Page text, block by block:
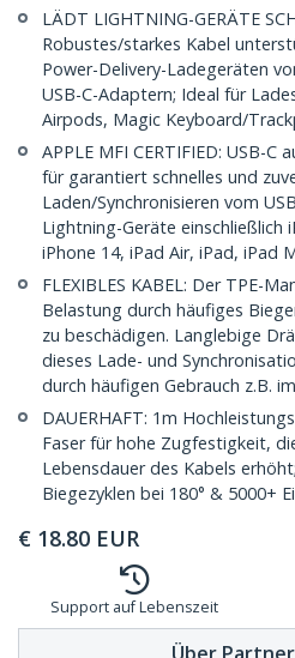
LÄDT LIGHTNING-GERÄTE
Robustes/starkes Kabel
Power-Delivery-Ladegeräten
USB-C-Adaptern; Ideal für
Airpods, Magic Keyboard/
APPLE MFI CERTIFIED: USB-
für garantiert schnelles und
Laden/Synchronisieren vom
Lightning-Geräte einschließlich
iPhone 14, iPad Air, iPad, iPad
FLEXIBLES KABEL: Der TPE-
Belastung durch häufiges
zu beschädigen. Langlebige
dieses Lade- und
durch häufigen Gebrauch z.B.
DAUERHAFT: 1m
Faser für hohe Zugfestigkeit,
Lebensdauer des Kabels
Biegezyklen bei 180° & 5000+
€ 18.80 EUR
Support auf Lebenszeit
Über